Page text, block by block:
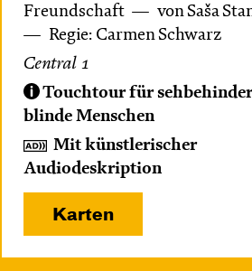
Freundschaft
von Saša
Regie: Carmen Schwarz
Central 1
Touchtour für
blinde Menschen
Mit künstlerischer
Audiodeskription
Karten